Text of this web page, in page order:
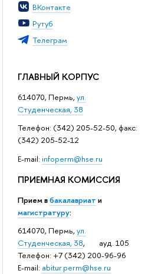
ВКонтакте
Рутуб
Телеграм
ГЛАВНЫЙ КОРПУС
614070, Пермь,ул.
Студенческая, 38
Телефон: (342) 205-52-50, факс:
(342) 205-52-12
Е-mail: infoperm@hse.ru
ПРИЕМНАЯ КОМИССИЯ
Прием вбакалавриат и
магистратуру:
614070, Пермь,ул.
Студенческая, 38, ауд. 105
Телефон: +7 (342) 200-96-96
E-mail: abitur.perm@hse.ru